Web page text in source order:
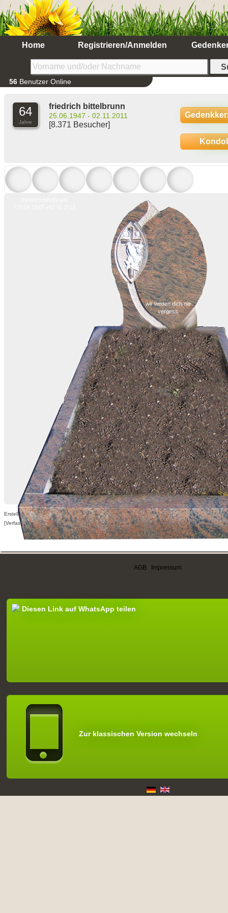
Home Registrieren/Anmelden
56 Benutzer Online
64
Jahre
friedrich bittelbrunn
25.06.1947 - 02.11.2011
[8.371 Besucher]
wir weden dich nie
vergess
Erstellt am 24.11.2011,
[Verfasser nur für angemeldete Benutzer sichtbar]
AGB Impressum
Diesen Link auf WhatsApp teilen
Zur klassischen Version wechseln